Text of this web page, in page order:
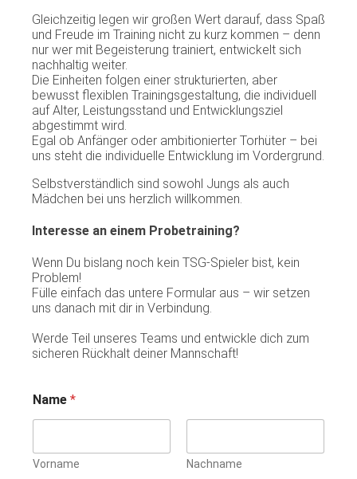
Gleichzeitig legen wir großen Wert darauf, dass Spaß
und Freude im Training nicht zu kurz kommen – denn
nur wer mit Begeisterung trainiert, entwickelt sich
nachhaltig weiter.
Die Einheiten folgen einer strukturierten, aber
bewusst flexiblen Trainingsgestaltung, die individuell
auf Alter, Leistungsstand und Entwicklungsziel
abgestimmt wird.
Egal ob Anfänger oder ambitionierter Torhüter – bei
uns steht die individuelle Entwicklung im Vordergrund.
Selbstverständlich sind sowohl Jungs als auch
Mädchen bei uns herzlich willkommen.
Interesse an einem Probetraining?
Wenn Du bislang noch kein TSG-Spieler bist, kein
Problem!
Fülle einfach das untere Formular aus – wir setzen
uns danach mit dir in Verbindung.
Werde Teil unseres Teams und entwickle dich zum
sicheren Rückhalt deiner Mannschaft!
Name *
Vorname Nachname